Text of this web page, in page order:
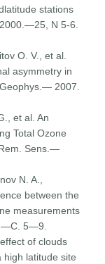
stations
N 5-6.
O. V., et al.
asymmetry in
2007.
et al. An
Total Ozone
Sens.—
N. A.,
between the
measurements
5—9.
of clouds
high latitude site